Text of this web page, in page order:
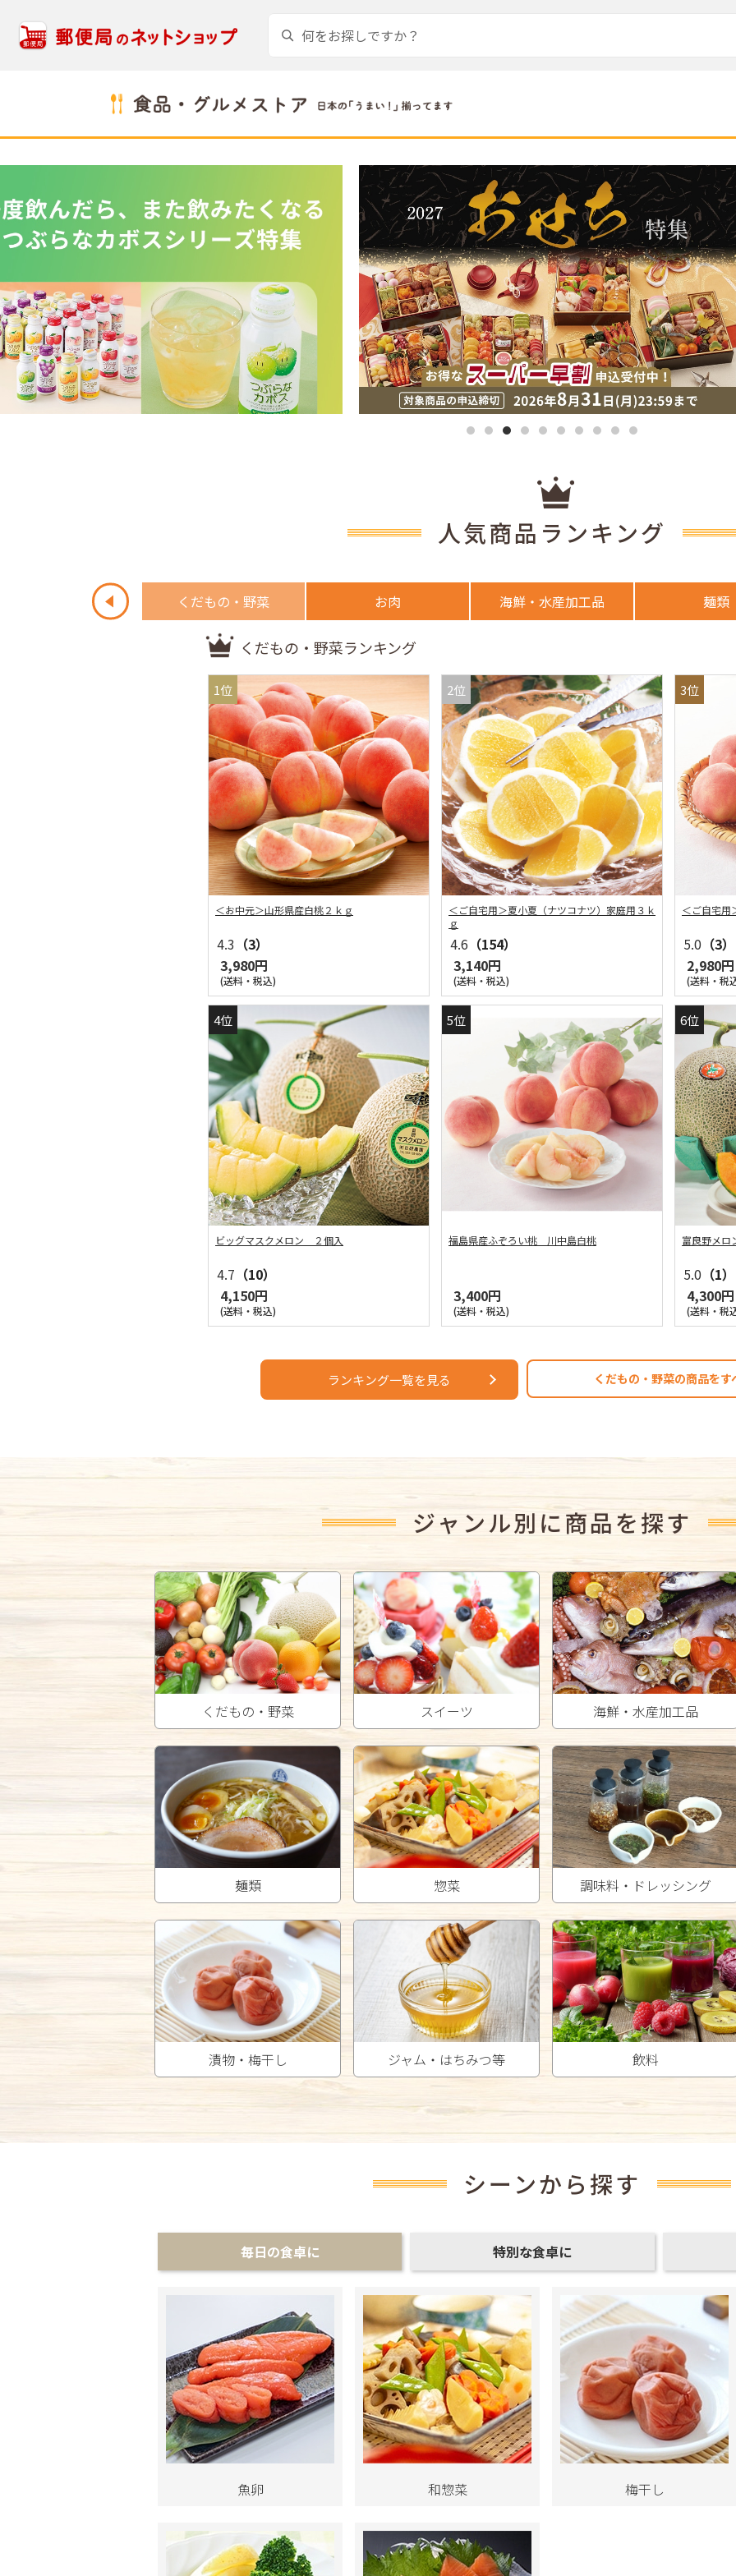
人気商品ランキング
くだもの・野菜 お肉 海鮮・水産加工品 麺類
くだもの・野菜ランキング
＜お中元＞山形県産白桃２ｋｇ
4.3 （3）
3,980円
(送料・税込)
＜ご自宅用＞夏小夏（ナツコナツ）家庭用３ｋ
ｇ
4.6 （154）
3,140円
(送料・税込)
＜ご自宅用
5.0 （3）
2,980円
(送料・税
ビッグマスクメロン ２個入
4.7 （10）
4,150円
(送料・税込)
福島県産ふぞろい桃 川中島白桃
3,400円
(送料・税込)
富良野メ
5.0 （1）
4,300円
(送料・税
ランキング一覧を見る くだもの・野菜の商品をす
ジャンル別に商品を探す
くだもの・野菜 スイーツ 海鮮・水産加工品
麺類 惣菜 調味料・ドレッシング
漬物・梅干し ジャム・はちみつ等 飲料
シーンから探す
毎日の食卓に 特別な食卓に
魚卵 和惣菜 梅干し